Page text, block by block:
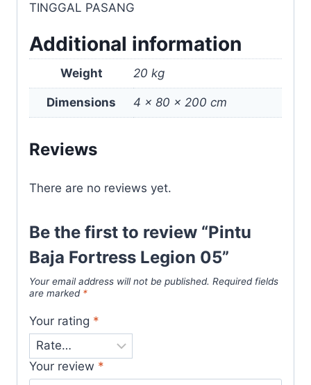
TINGGAL PASANG
Additional information
Weight 20 kg
Dimensions 4 × 80 × 200 cm
Reviews
There are no reviews yet.
Be the first to review “Pintu
Baja Fortress Legion 05”
Your email address will not be published. Required fields
are marked *
Your rating *
Your review *